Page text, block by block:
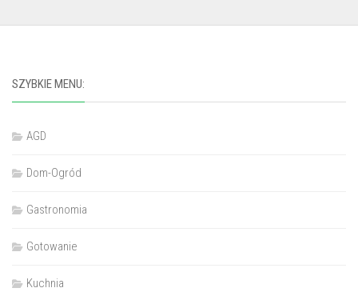
SZYBKIE MENU:
AGD
Dom-Ogród
Gastronomia
Gotowanie
Kuchnia